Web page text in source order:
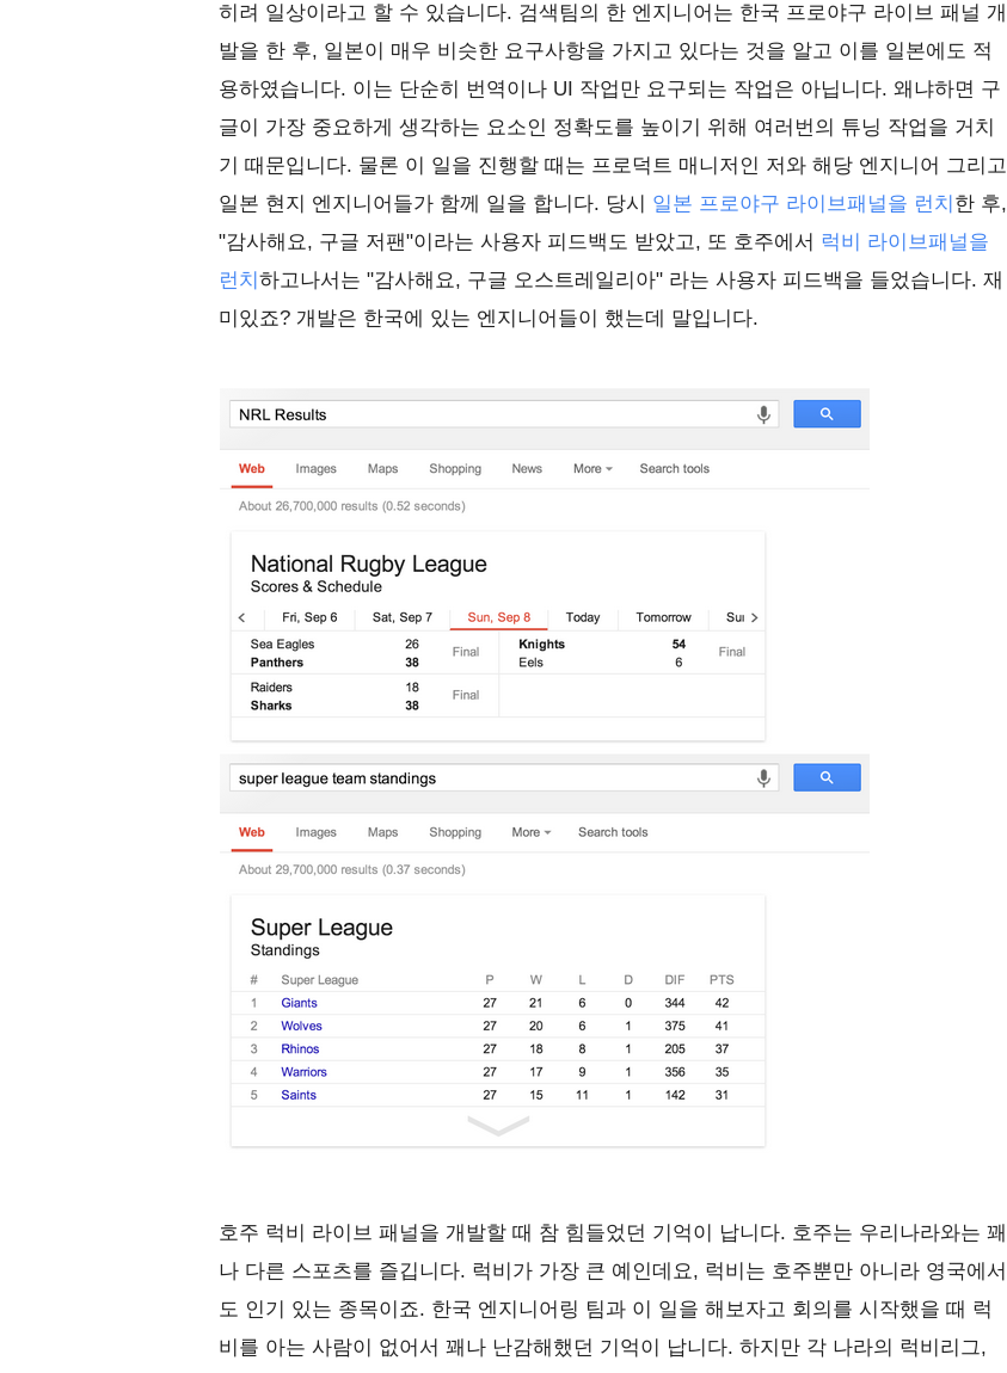
히려 일상이라고 할 수 있습니다. 검색팀의 한 엔지니어는 한국 프로야구 라이브 패널 개
발을 한 후, 일본이 매우 비슷한 요구사항을 가지고 있다는 것을 알고 이를 일본에도 적
용하였습니다. 이는 단순히 번역이나 UI 작업만 요구되는 작업은 아닙니다. 왜냐하면 구
글이 가장 중요하게 생각하는 요소인 정확도를 높이기 위해 여러번의 튜닝 작업을 거치
기 때문입니다. 물론 이 일을 진행할 때는 프로덕트 매니저인 저와 해당 엔지니어 그리고
일본 현지 엔지니어들가 함께 일을 합니다. 당시 일본 프로야구 라이브패널을 런치 한 후,
"감사해요, 구글 저팬"이라는 사용자 피드백도 받았고, 또 호주에서 럭비 라이브패널을
런치하고나서는 "감사해요, 구글 오스트레일리아" 라는 사용자 피드백을 들었습니다. 재
미있죠? 개발은 한국에 있는 엔지니어들이 했는데 말입니다.
호주 럭비 라이브 패널을 개발할 때 참 힘들었던 기억이 납니다. 호주는 우리나라와는 꽤
나 다른 스포츠를 즐깁니다. 럭비가 가장 큰 예인데요, 럭비는 호주뿐만 아니라 영국에서
도 인기 있는 종목이죠. 한국 엔지니어링 팀과 이 일을 해보자고 회의를 시작했을 때 럭
비를 아는 사람이 없어서 꽤나 난감해했던 기억이 납니다. 하지만 각 나라의 럭비리그,